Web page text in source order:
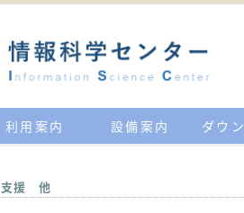
利用案内 設備案内 ダウ
支援 他